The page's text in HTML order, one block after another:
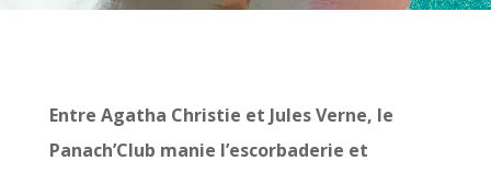
Entre Agatha Christie et Jules Verne, le
Panach’Club manie l’escorbaderie et